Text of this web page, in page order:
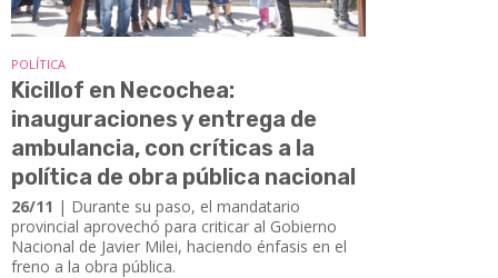
POLÍTICA
Kicillof en Necochea:
inauguraciones y entrega de
ambulancia, con críticas a la
política de obra pública nacional
26/11 | Durante su paso, el mandatario
provincial aprovechó para criticar al Gobierno
Nacional de Javier Milei, haciendo énfasis en el
freno a la obra pública.